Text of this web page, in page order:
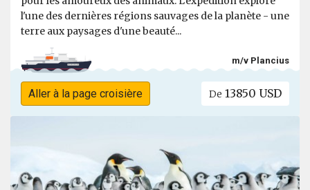
l'une des dernières régions sauvages de la planète - une
terre aux paysages d'une beauté...
m/v Plancius
Aller à la page croisière De 13850 USD